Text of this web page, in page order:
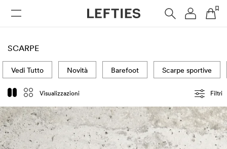
SCARPE
Visualizzazioni Filtri
Vedi Tutto Novità Barefoot Scarpe sportive